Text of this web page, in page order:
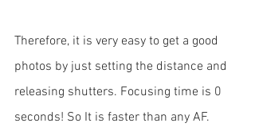
Therefore, it is very easy to get a good
photos by just setting the distance and
releasing shutters. Focusing time is 0
seconds! So It is faster than any AF.